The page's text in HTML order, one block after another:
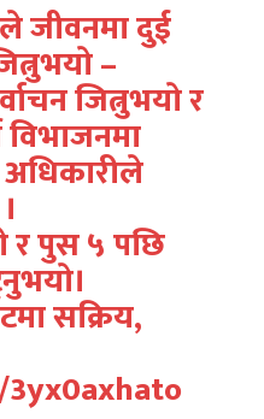
जीवनमा दुई
–
जित्नुभयाे र
विभाजनमा
र पुस ५ पछि
सक्रिय,